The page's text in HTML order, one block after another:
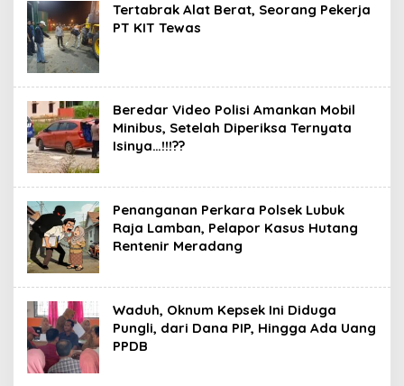
Tertabrak Alat Berat, Seorang Pekerja
PT KIT Tewas
Beredar Video Polisi Amankan Mobil
Minibus, Setelah Diperiksa Ternyata
Isinya…!!!??
Penanganan Perkara Polsek Lubuk
Raja Lamban, Pelapor Kasus Hutang
Rentenir Meradang
Waduh, Oknum Kepsek Ini Diduga
Pungli, dari Dana PIP, Hingga Ada Uang
PPDB